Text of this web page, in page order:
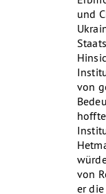
und
von
von
er